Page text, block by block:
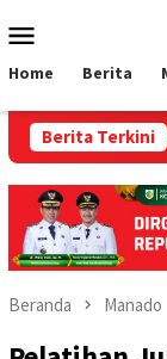
ke
Mobile
Home Berita
Berita Terkini
Pelaku
Beranda Manado